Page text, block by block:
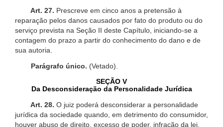
Art. 27. Prescreve em cinco anos a pretensão à
reparação pelos danos causados por fato do produto ou do
serviço prevista na Seção II deste Capítulo, iniciando-se a
contagem do prazo a partir do conhecimento do dano e de
sua autoria.
Parágrafo único. (Vetado).
SEÇÃO V
Da Desconsideração da Personalidade Jurídica
Art. 28. O juiz poderá desconsiderar a personalidade
jurídica da sociedade quando, em detrimento do consumidor,
houver abuso de direito, excesso de poder, infração da lei,